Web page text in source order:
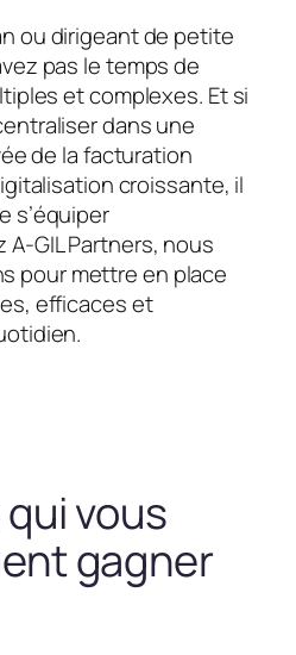
ou dirigeant de petite
pas le temps de
et complexes. Et si
dans une
de la facturation
croissante, il
s’équiper
GIL Partners, nous
pour mettre en place
efficaces et
vous
gagner